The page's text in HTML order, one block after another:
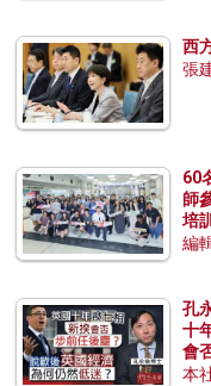
西
張
60
師
培
編
孔
十
會
脫
本